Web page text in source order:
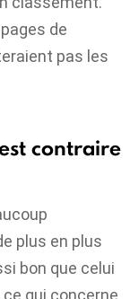
de
pas les
contraire
plus en plus
bon que celui
qui concerne